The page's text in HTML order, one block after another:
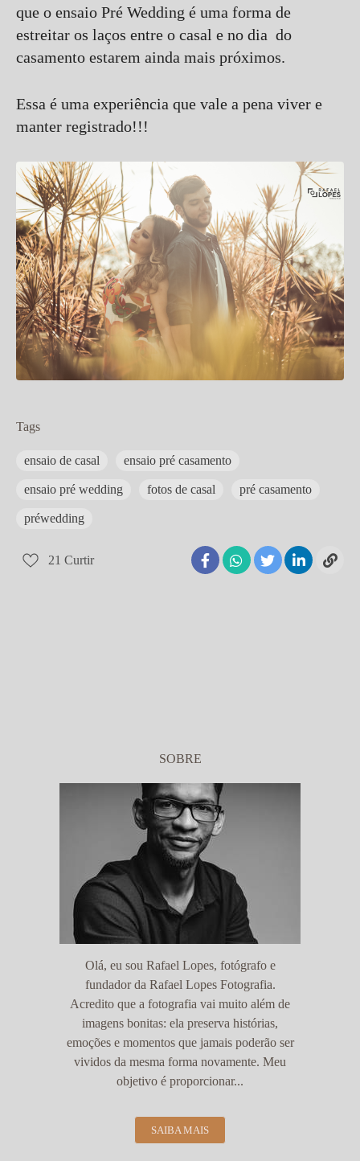
que o ensaio Pré Wedding é uma forma de
estreitar os laços entre o casal e no dia do
casamento estarem ainda mais próximos.
Essa é uma experiência que vale a pena viver e
manter registrado!!!
Tags
ensaio de casal ensaio pré casamento
ensaio pré wedding fotos de casal pré casamento
préwedding
21 Curtir
SOBRE
Olá, eu sou Rafael Lopes, fotógrafo e
fundador da Rafael Lopes Fotografia.
Acredito que a fotografia vai muito além de
imagens bonitas: ela preserva histórias,
emoções e momentos que jamais poderão ser
vividos da mesma forma novamente. Meu
objetivo é proporcionar...
SAIBA MAIS